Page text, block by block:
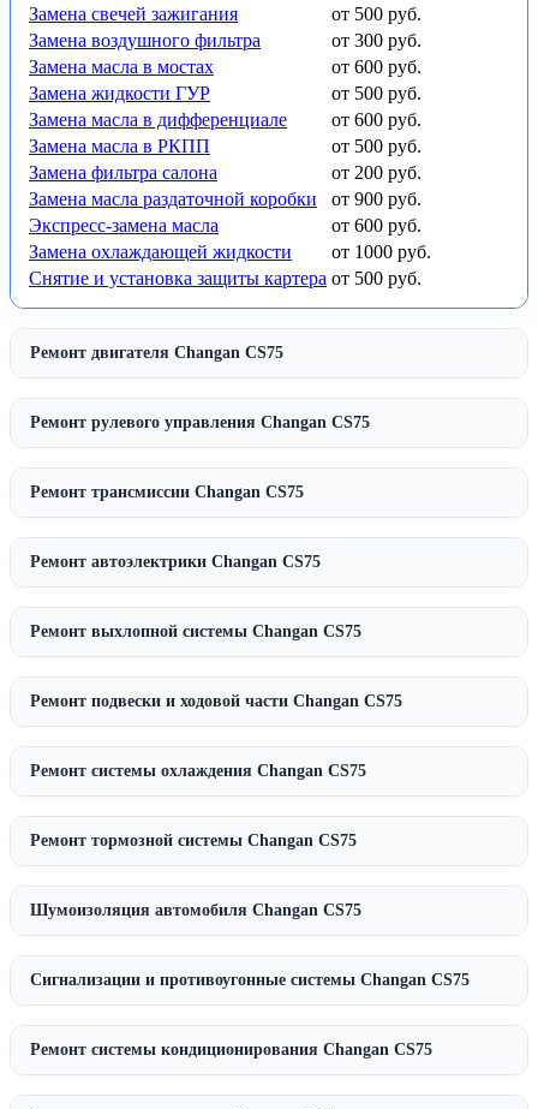
Замена свечей зажигания
от 500 руб.
Замена воздушного фильтра
от 300 руб.
Замена масла в мостах
от 600 руб.
Замена жидкости ГУР
от 500 руб.
Замена масла в дифференциале
от 600 руб.
Замена масла в РКПП
от 500 руб.
Замена фильтра салона
от 200 руб.
Замена масла раздаточной коробки
от 900 руб.
Экспресс-замена масла
от 600 руб.
Замена охлаждающей жидкости
от 1000 руб.
Снятие и установка защиты картера от 500 руб.
Ремонт двигателя Changan CS75
Ремонт рулевого управления Changan CS75
Ремонт трансмиссии Changan CS75
Ремонт автоэлектрики Changan CS75
Ремонт выхлопной системы Changan CS75
Ремонт подвески и ходовой части Changan CS75
Ремонт системы охлаждения Changan CS75
Ремонт тормозной системы Changan CS75
Шумоизоляция автомобиля Changan CS75
Сигнализации и противоугонные системы Changan CS75
Ремонт системы кондиционирования Changan CS75